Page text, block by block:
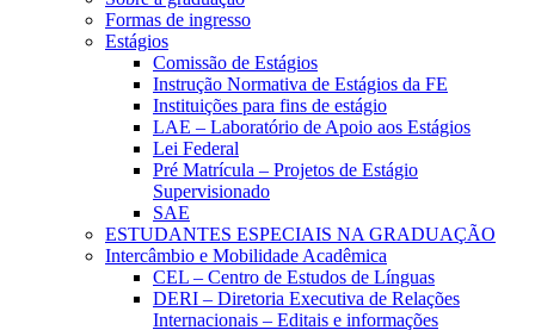
Formas de ingresso
Estágios
Comissão de Estágios
Instrução Normativa de Estágios da FE
Instituições para fins de estágio
LAE – Laboratório de Apoio aos Estágios
Lei Federal
Pré Matrícula – Projetos de Estágio
Supervisionado
SAE
ESTUDANTES ESPECIAIS NA GRADUAÇÃO
Intercâmbio e Mobilidade Acadêmica
CEL – Centro de Estudos de Línguas
DERI – Diretoria Executiva de Relações
Internacionais – Editais e informações